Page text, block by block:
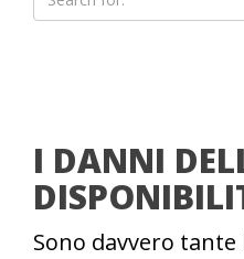
I DANNI
Sono davvero